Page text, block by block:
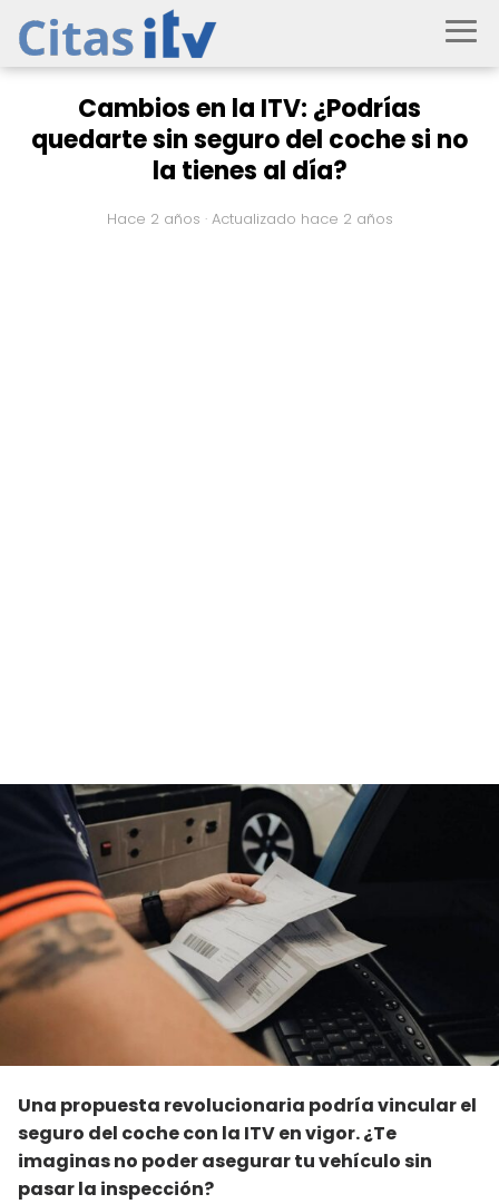
Cambios en la ITV: ¿Podrías
quedarte sin seguro del coche si no
la tienes al día?
hace 2 años · Actualizado hace 2 años
Una propuesta revolucionaria podría vincular el
seguro del coche con la ITV en vigor. ¿Te
imaginas no poder asegurar tu vehículo sin
pasar la inspección?